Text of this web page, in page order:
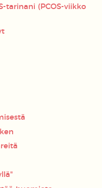
tarinani (PCOS-viikko